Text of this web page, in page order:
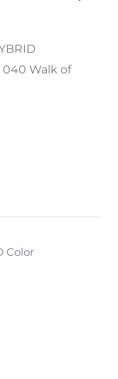
040 Walk of
Color